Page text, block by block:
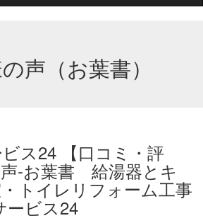
声（お葉書）
ス24 【口コミ・評
-お葉書 給湯器とキ
トイレリフォーム工事
ービス24